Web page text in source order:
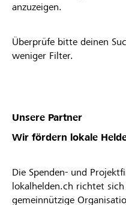
anzuzeigen.
Überprüfe bitte deinen
weniger Filter.
Unsere Partner
Wir fördern lokale
Die Spenden- und
lokalhelden.ch richtet
gemeinnützige